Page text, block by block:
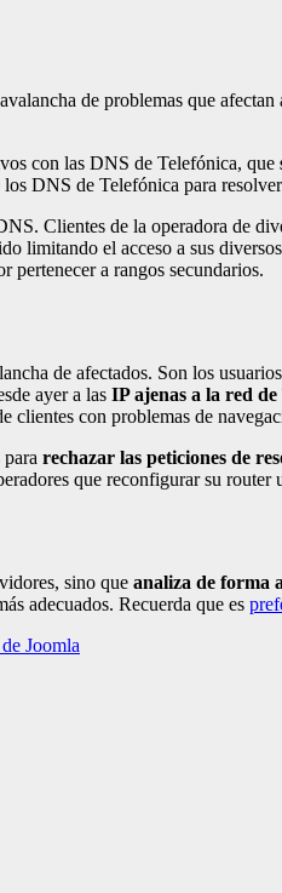
de problemas que
con las DNS de Telefónica, que
DNS de Telefónica para
Clientes de la operadora de
limitando el acceso a sus
pertenecer a rangos secundarios.
de afectados. Son los
ayer a las IP ajenas a la red
clientes con problemas de
rechazar las peticiones de
que reconfigurar su
sino que analiza de forma
adecuados. Recuerda que es
Joomla